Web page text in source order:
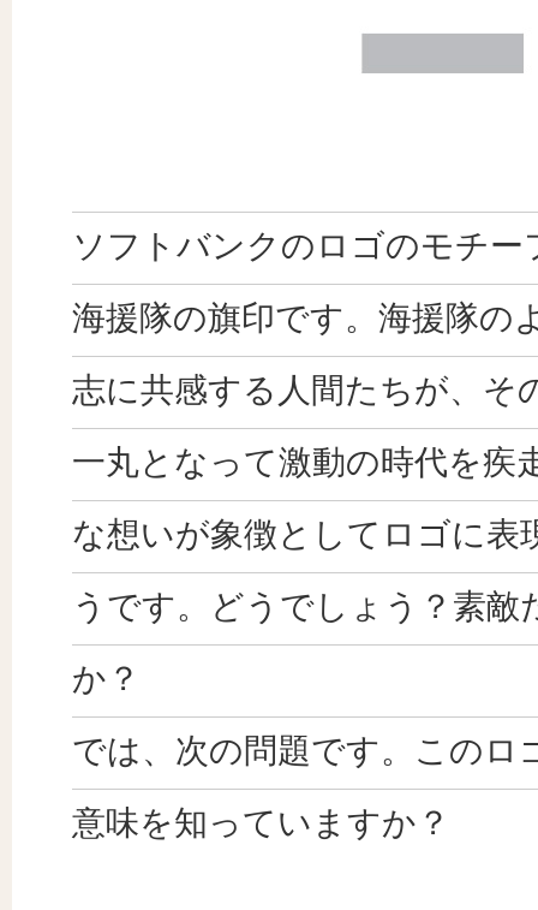
ソフトバンクのロゴのモチー
海援隊の旗印です。海援隊の
志に共感する人間たちが、そ
一丸となって激動の時代を疾
な想いが象徴としてロゴに表
うです。どうでしょう？素敵
か？
では、次の問題です。このロ
意味を知っていますか？